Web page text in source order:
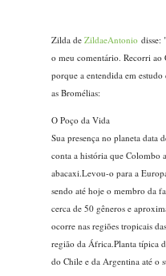
Zilda de ZildaeAntonio disse:
o meu comentário. Recorri ao
porque a entendida em
as Bromélias:
O Poço da Vida
Sua presença no planeta data
conta a história que Colombo
abacaxi.Levou-o para a
sendo até hoje o membro da
cerca de 50 gêneros e
ocorre nas regiões tropicais
região da África.Planta típica
do Chile e da Argentina até o